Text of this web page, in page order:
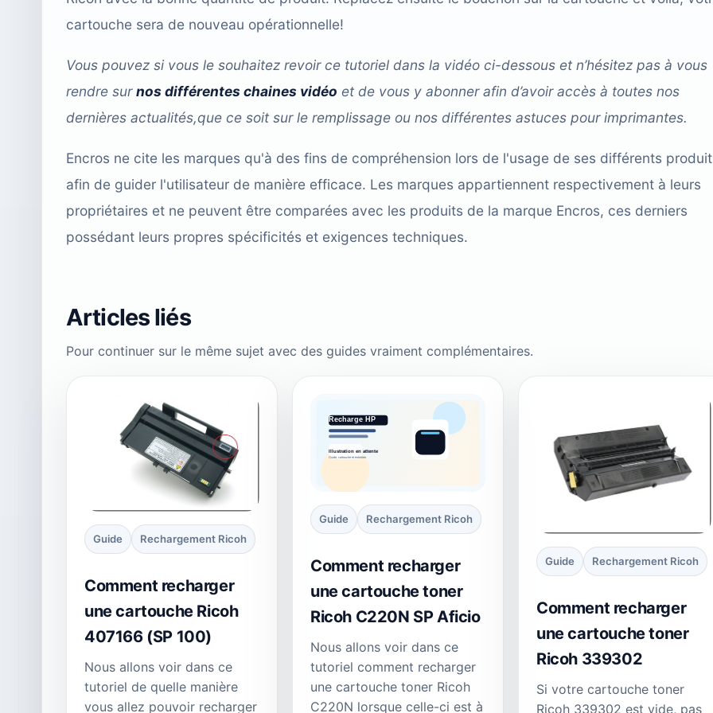
cartouche sera de nouveau opérationnelle!
Vous pouvez si vous le souhaitez revoir ce tutoriel dans la vidéo ci-dessous et n’hésitez pas à vous
rendre surnos différentes chaines vidéo et de vous y abonner afin d’avoir accès à toutes nos
dernières actualités,que ce soit sur le remplissage ou nos différentes astuces pour imprimantes.
Encros ne cite les marques qu'à des fins de compréhension lors de l'usage de ses différents
afin de guider l'utilisateur de manière efficace. Les marques appartiennent respectivement à leurs
propriétaires et ne peuvent être comparées avec les produits de la marque Encros, ces derniers
possédant leurs propres spécificités et exigences techniques.
Articles liés
Pour continuer sur le même sujet avec des guides vraiment complémentaires.
Guide Rechargement Ricoh
Comment recharger
une cartouche Ricoh
407166 (SP 100)
Nous allons voir dans ce
tutoriel de quelle manière
vous allez pouvoir recharger
Guide Rechargement Ricoh
Comment recharger
une cartouche toner
Ricoh C220N SP Aficio
Nous allons voir dans ce
tutoriel comment recharger
une cartouche toner Ricoh
C220N lorsque celle-ci est à
Guide Rechargement Ricoh
Comment recharger
une cartouche toner
Ricoh 339302
Si votre cartouche toner
Ricoh 339302 est vide, pas